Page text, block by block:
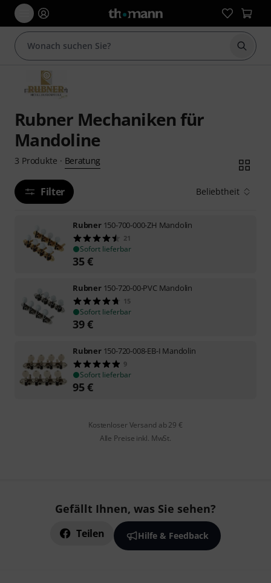
Suche
Rubner Mechaniken für
Mandoline
3 Produkte · Beratung
Filter Beliebtheit
Rubner 150-700-000-ZH Mandolin
21
Sofort lieferbar
35€
Rubner 150-720-00-PVC Mandolin
15
Sofort lieferbar
39€
Rubner 150-720-008-EB-I Mandolin
9
Sofort lieferbar
95€
Kostenloser Versand ab 29 €
Alle Preise inkl. MwSt.
Gefällt Ihnen, was Sie sehen?
Teilen Hilfe & Feedback